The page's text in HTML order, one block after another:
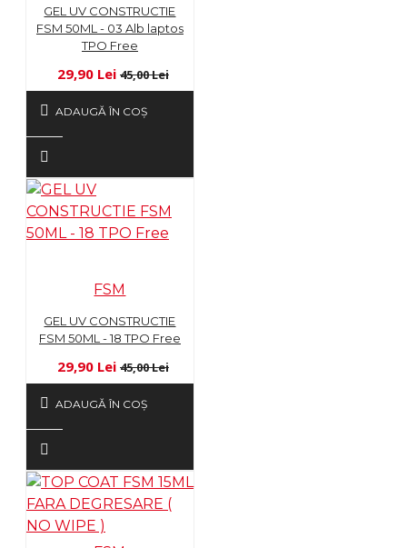
GEL UV CONSTRUCTIE
FSM 50ML - 03 Alb laptos
TPO Free
29,90 Lei 45,00 Lei
ADAUGĂ ÎN COŞ
FSM
GEL UV CONSTRUCTIE
FSM 50ML - 18 TPO Free
29,90 Lei 45,00 Lei
ADAUGĂ ÎN COŞ